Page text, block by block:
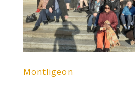
Montligeon